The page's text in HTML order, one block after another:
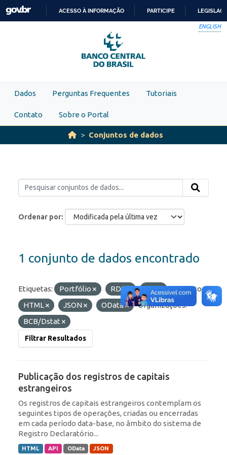
Skip to main content
PARA
O
CONTEÚDO
ACESSO À INFORMAÇÃO PARTICIPE
ENGLISH
Dados Perguntas Frequentes Tutoriais
Contato Sobre o Portal
Conjuntos de dados
Ordenar por
1 conjunto de dados encontrado
Etiquetas: Portfólio RDE IED
Formatos:
HTML
JSON OData
Organizações:
BCB/Dstat
Filtrar Resultados
Publicação dos registros de capitais
estrangeiros
Os registros de capitais estrangeiros contemplam os
seguintes tipos de operações, criadas ou encerradas
em cada período data-base, no âmbito do sistema de
Registro Declaratório...
HTML API OData JSON